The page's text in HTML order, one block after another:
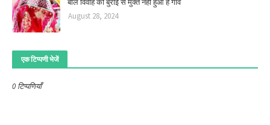
August 28, 2024
एक टिप्पणी भेजें
0 टिप्पणियाँ